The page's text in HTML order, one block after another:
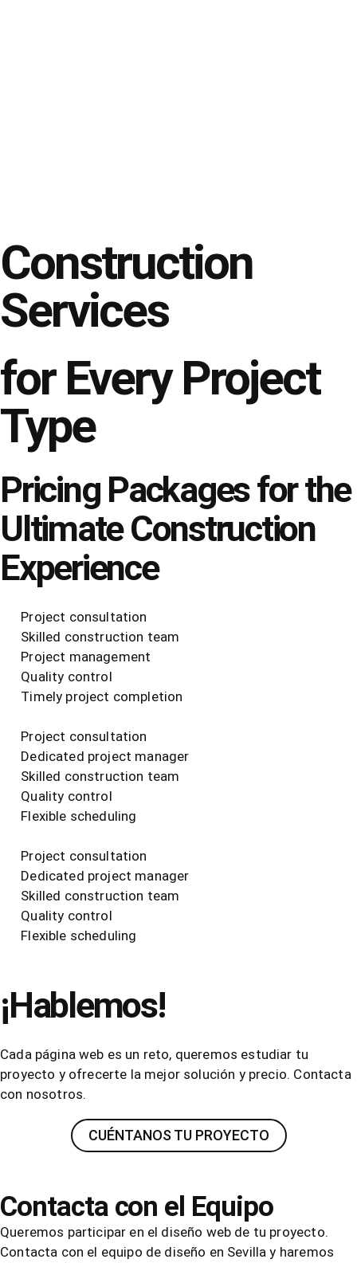
Construction
Services
for Every Project
Type
Pricing Packages for the
Ultimate Construction
Experience
Project consultation
Skilled construction team
Project management
Quality control
Timely project completion
Project consultation
Dedicated project manager
Skilled construction team
Quality control
Flexible scheduling
Project consultation
Dedicated project manager
Skilled construction team
Quality control
Flexible scheduling
¡Hablemos!
Cada página web es un reto, queremos estudiar tu
proyecto y ofrecerte la mejor solución y precio. Contacta
con nosotros.
CUÉNTANOS TU PROYECTO
Contacta con el Equipo
Queremos participar en el diseño web de tu proyecto.
Contacta con el equipo de diseño en Sevilla y haremos